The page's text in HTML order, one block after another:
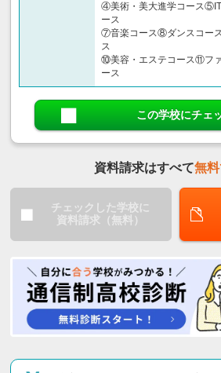
④美術・美大進学コース
ース
⑦音楽コース⑧ダンスコー
ス
⑩美容・エステコース⑪フ
ース
この学校にチェ
資料請求はすべて無料
チェックした学校に
資料請求（無料）